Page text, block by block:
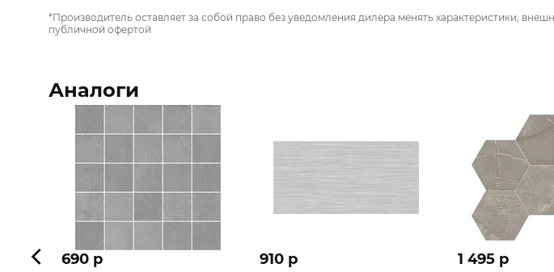
*Производитель оставляет за собой право без уведомления дилера менять характеристики,
публичной офертой
Аналоги
690 p 910 p 1 495 p